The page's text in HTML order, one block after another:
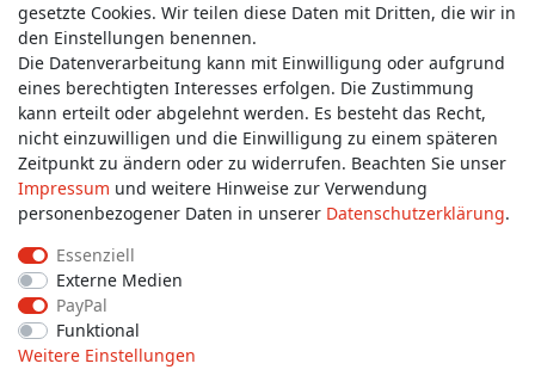
Wünschen Sie einen Rückruf?
service@allmyclothes.de
Schreiben Sie uns:
service@allmyclothes.de
Impressum
Widerrufs­recht
gesetzte Cookies. Wir teilen diese Daten mit Dritten, die wir in
den Einstellungen benennen.
Die Datenverarbeitung kann mit Einwilligung oder aufgrund
eines berechtigten Interesses erfolgen. Die Zustimmung
kann erteilt oder abgelehnt werden. Es besteht das Recht,
nicht einzuwilligen und die Einwilligung zu einem späteren
Zeitpunkt zu ändern oder zu widerrufen. Beachten Sie unser
Impressum und weitere Hinweise zur Verwendung
personenbezogener Daten in unserer Daten­schutz­erklärung.
Essenziell
Externe Medien
PayPal
Funktional
Weitere Einstellungen